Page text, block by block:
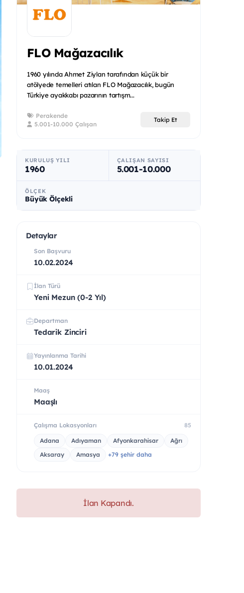
FLO Mağazacılık
1960 yılında Ahmet Ziylan tarafından küçük bir
atölyede temelleri atılan FLO Mağazacılık, bugün
Türkiye ayakkabı pazarının tartışm...
Perakende
5.001-10.000 Çalışan
Takip Et
KURULUŞ YILI
1960
ÇALIŞAN SAYISI
5.001-10.000
ÖLÇEK
Büyük Ölçekli
Detaylar
Son Başvuru
10.02.2024
İlan Türü
Yeni Mezun (0-2 Yıl)
Departman
Tedarik Zinciri
Yayınlanma Tarihi
10.01.2024
Maaş
Maaşlı
Çalışma Lokasyonları 85
Adana Adıyaman Afyonkarahisar
Ağrı
Aksaray
Amasya +79 şehir daha
İlan Kapandı.